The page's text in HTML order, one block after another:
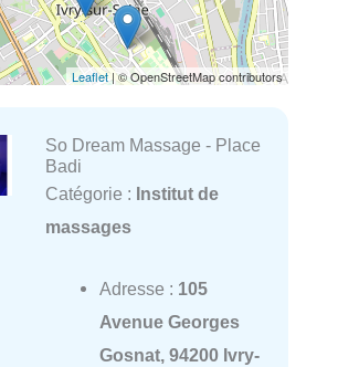
Leaflet| © OpenStreetMap contributors
So Dream Massage - Place
Badi
Catégorie : Institut de
massages
Adresse : 105
Avenue Georges
Gosnat, 94200 Ivry-